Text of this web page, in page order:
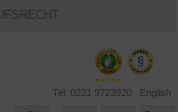
DEUTSCHLANDS
Tel. 0221 9723920 English